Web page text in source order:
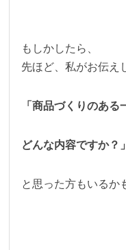
もしかしたら、
先ほど、私がお伝え
「商品づくりのある
どんな内容ですか？」
と思った方もいるか